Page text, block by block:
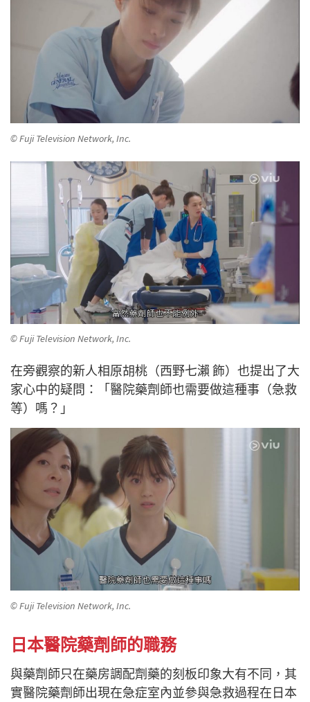
© Fuji Television Network, Inc.
© Fuji Television Network, Inc.
在旁觀察的新人相原胡桃（西野七瀨 飾）也提出了大
家心中的疑問：「醫院藥劑師也需要做這種事（急救
等）嗎？」
© Fuji Television Network, Inc.
日本醫院藥劑師的職務
與藥劑師只在藥房調配劑藥的刻板印象大有不同，其
實醫院藥劑師出現在急症室內並參與急救過程在日本